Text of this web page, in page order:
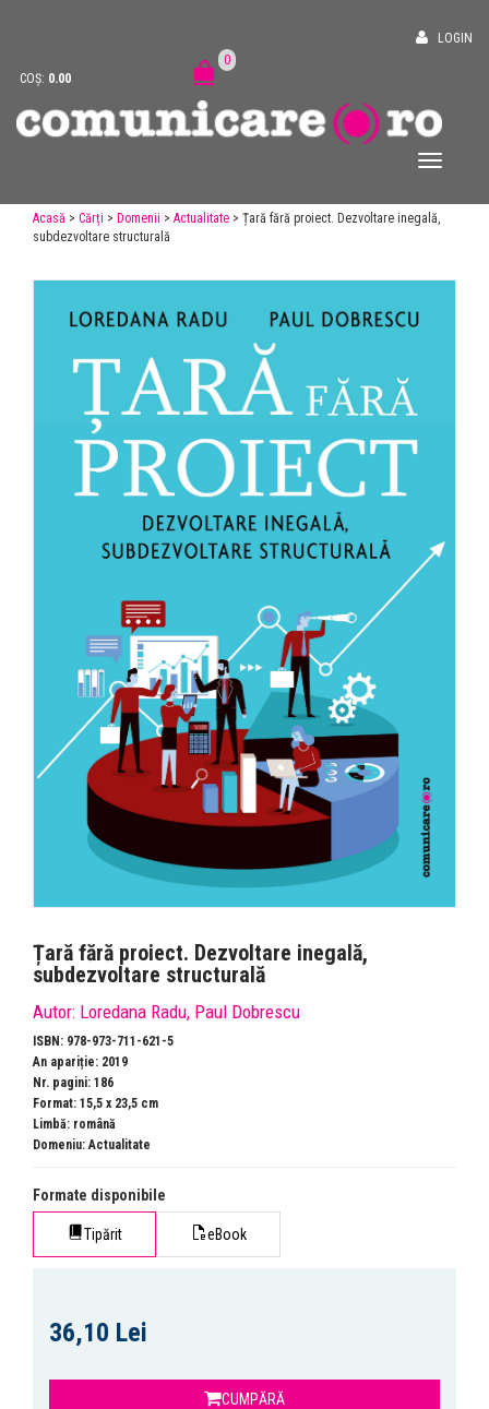
LOGIN
COȘ: 0.00
0
Acasă > Cărți > Domenii > Actualitate > Țară fără proiect. Dezvoltare inegală,
subdezvoltare structurală
Țară fără proiect. Dezvoltare inegală,
subdezvoltare structurală
Autor: Loredana Radu, Paul Dobrescu
ISBN: 978-973-711-621-5
An apariție: 2019
Nr. pagini: 186
Format: 15,5 x 23,5 cm
Limbă: română
Domeniu:Actualitate
Formate disponibile
Tipărit eBook
36,10 Lei
CUMPĂRĂ